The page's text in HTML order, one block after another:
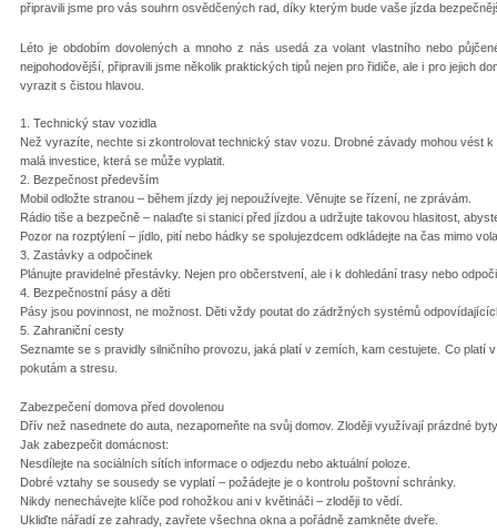
připravili jsme pro vás souhrn osvědčených rad, díky kterým bude vaše jízda
Léto je obdobím dovolených a mnoho z nás usedá za volant vlastního nebo
nejpohodovější, připravili jsme několik praktických tipů nejen pro řidiče, ale i pro jejich
vyrazit s čistou hlavou.
1. Technický stav vozidla
Než vyrazíte, nechte si zkontrolovat technický stav vozu. Drobné závady mohou vést
malá investice, která se může vyplatit.
2. Bezpečnost především
Mobil odložte stranou – během jízdy jej nepoužívejte. Věnujte se řízení, ne zprávám.
Rádio tiše a bezpečně – nalaďte si stanici před jízdou a udržujte takovou hlasitost,
Pozor na rozptýlení – jídlo, pití nebo hádky se spolujezdcem odkládejte na čas mimo
3. Zastávky a odpočinek
Plánujte pravidelné přestávky. Nejen pro občerstvení, ale i k dohledání trasy nebo
4. Bezpečnostní pásy a děti
Pásy jsou povinnost, ne možnost. Děti vždy poutat do zádržných systémů
5. Zahraniční cesty
Seznamte se s pravidly silničního provozu, jaká platí v zemích, kam cestujete. Co platí
pokutám a stresu.
Zabezpečení domova před dovolenou
Dřív než nasednete do auta, nezapomeňte na svůj domov. Zloději využívají prázdné
Jak zabezpečit domácnost:
Nesdílejte na sociálních sítích informace o odjezdu nebo aktuální poloze.
Dobré vztahy se sousedy se vyplatí – požádejte je o kontrolu poštovní schránky.
Nikdy nenechávejte klíče pod rohožkou ani v květináči – zloději to vědí.
Ukliďte nářadí ze zahrady, zavřete všechna okna a pořádně zamkněte dveře.